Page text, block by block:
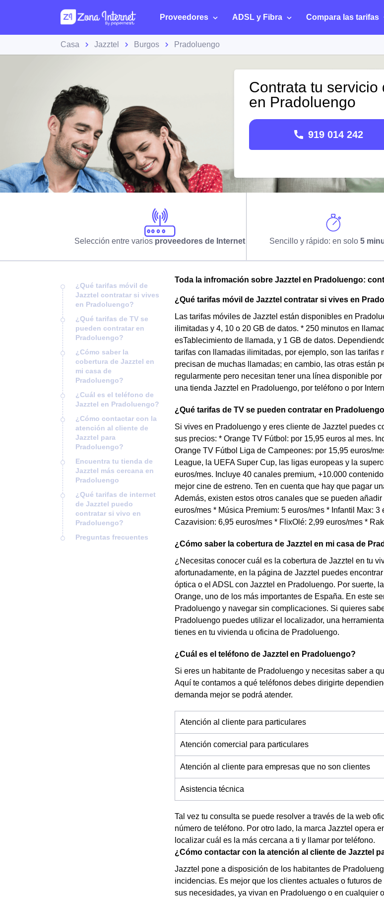
Proveedores ADSL y Fibra Compara las tarifas
Casa Jazztel Burgos Pradoluengo
Contrata tu servicio
en Pradoluengo
919 014 242
Selección entre varios proveedores de Internet Sencillo y rápido: en solo 5
¿Qué tarifas móvil de
Jazztel contratar si vives
en Pradoluengo?
¿Qué tarifas de TV se
pueden contratar en
Pradoluengo?
¿Cómo saber la
cobertura de Jazztel en
mi casa de
Pradoluengo?
¿Cuál es el teléfono de
Jazztel en Pradoluengo?
¿Cómo contactar con la
atención al cliente de
Jazztel para
Pradoluengo?
Encuentra tu tienda de
Jazztel más cercana en
Pradoluengo
¿Qué tarifas de internet
de Jazztel puedo
contratar si vivo en
Pradoluengo?
Preguntas frecuentes
Toda la infromación sobre Jazztel en Pradoluengo:
¿Qué tarifas móvil de Jazztel contratar si vives en
Las tarifas móviles de Jazztel están disponibles en
ilimitadas y 4, 10 o 20 GB de datos. * 250 minutos en
esTablecimiento de llamada, y 1 GB de datos.
tarifas con llamadas ilimitadas, por ejemplo, son las
precisan de muchas llamadas; en cambio, las otras están
regularmente pero necesitan tener una línea disponible
una tienda Jazztel en Pradoluengo, por teléfono o por
¿Qué tarifas de TV se pueden contratar en
Si vives en Pradoluengo y eres cliente de Jazztel puedes
sus precios: * Orange TV Fútbol: por 15,95 euros al mes.
Orange TV Fútbol Liga de Campeones: por 15,95 euros/
League, la UEFA Super Cup, las ligas europeas y la
euros/mes. Incluye 40 canales premium, +10.000
mejor cine de estreno. Ten en cuenta que hay que pagar
Además, existen estos otros canales que se pueden
euros/mes * Música Premium: 5 euros/mes * Infantil Max:
Cazavision: 6,95 euros/mes * FlixOlé: 2,99 euros/mes *
¿Cómo saber la cobertura de Jazztel en mi casa de
¿Necesitas conocer cuál es la cobertura de Jazztel en tu
afortunadamente, en la página de Jazztel puedes
óptica o el ADSL con Jazztel en Pradoluengo. Por suerte,
Orange, uno de los más importantes de España. En este
Pradoluengo y navegar sin complicaciones. Si quieres
Pradoluengo puedes utilizar el localizador, una
tienes en tu vivienda u oficina de Pradoluengo.
¿Cuál es el teléfono de Jazztel en Pradoluengo?
Si eres un habitante de Pradoluengo y necesitas saber a
Aquí te contamos a qué teléfonos debes dirigirte
demanda mejor se podrá atender.
Atención al cliente para particulares
Atención comercial para particulares
Atención al cliente para empresas que no son clientes
Asistencia técnica
Tal vez tu consulta se puede resolver a través de la web
número de teléfono. Por otro lado, la marca Jazztel opera
localizar cuál es la más cercana a ti y llamar por teléfono.
¿Cómo contactar con la atención al cliente de Jazztel
Jazztel pone a disposición de los habitantes de
incidencias. Es mejor que los clientes actuales o futuros
sus necesidades, ya vivan en Pradoluengo o en cualquier